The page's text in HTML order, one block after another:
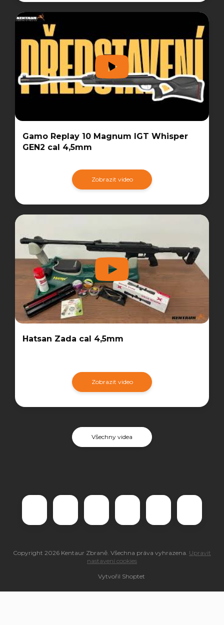
Gamo Replay 10 Magnum IGT Whisper
GEN2 cal 4,5mm
Zobrazit video
Hatsan Zada cal 4,5mm
Zobrazit video
Všechny videa
Vytvořil Shoptet
Copyright 2026 Kentaur Zbraně. Všechna práva vyhrazena. Upravit
nastavení cookies